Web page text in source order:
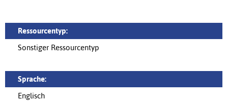
Ressourcentyp:
Sonstiger Ressourcentyp
Sprache:
Englisch